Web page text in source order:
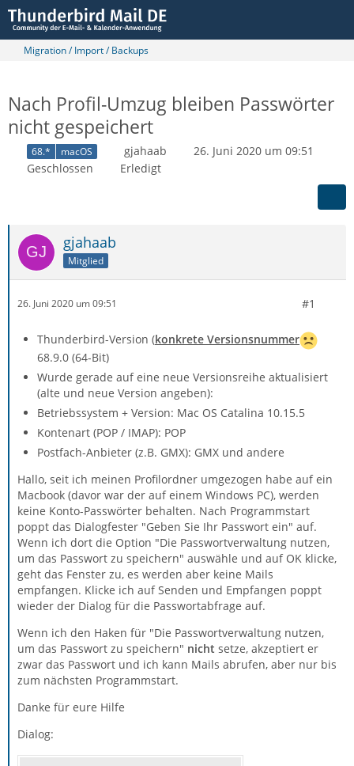
Migration / Import / Backups
Nach Profil-Umzug bleiben Passwörter
nicht gespeichert
68.* macOS gjahaab
26. Juni 2020 um 09:51
Geschlossen
Erledigt
gjahaab
Mitglied
26. Juni 2020 um 09:51 #1
Thunderbird-Version (konkrete Versionsnummer
68.9.0 (64-Bit)
Wurde gerade auf eine neue Versionsreihe aktualisiert
(alte und neue Version angeben):
Betriebssystem + Version: Mac OS Catalina 10.15.5
Kontenart (POP / IMAP): POP
Postfach-Anbieter (z.B. GMX): GMX und andere
Hallo, seit ich meinen Profilordner umgezogen habe auf ein
Macbook (davor war der auf einem Windows PC), werden
keine Konto-Passwörter behalten. Nach Programmstart
poppt das Dialogfester "Geben Sie Ihr Passwort ein" auf.
Wenn ich dort die Option "Die Passwortverwaltung nutzen,
um das Passwort zu speichern" auswähle und auf OK klicke,
geht das Fenster zu, es werden aber keine Mails
empfangen. Klicke ich auf Senden und Empfangen poppt
wieder der Dialog für die Passwortabfrage auf.
Wenn ich den Haken für "Die Passwortverwaltung nutzen,
um das Passwort zu speichern" nicht setze, akzeptiert er
zwar das Passwort und ich kann Mails abrufen, aber nur bis
zum nächsten Programmstart.
Danke für eure Hilfe
Dialog: